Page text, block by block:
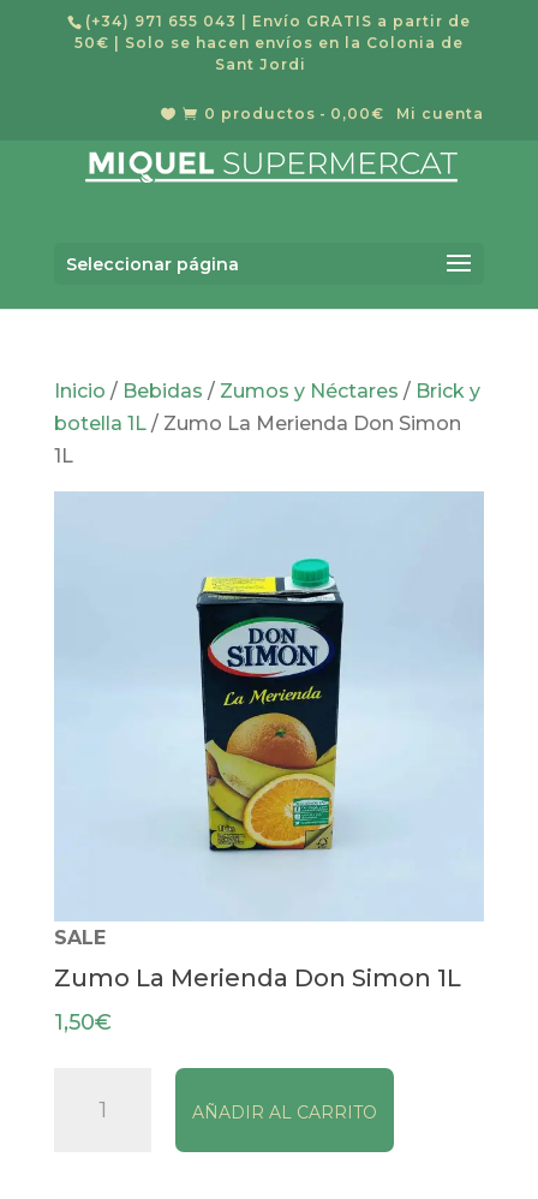
(+34) 971 655 043
| Envío GRATIS a partir de
50€ | Solo se hacen envíos en la Colonia de
Sant Jordi
Mi cuenta
  0 productos 0,00€
Seleccionar página
de
productos
Inicio / Bebidas / Zumos y Néctares / Brick y
botella 1L/ Zumo La Merienda Don Simon
1L
SALE
Zumo La Merienda Don Simon 1L
1,50€
AÑADIR AL CARRITO